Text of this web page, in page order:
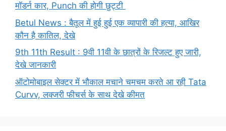
मॉडर्न कार, Punch की होगी छुट्टी
Betul News : बैतूल में हुई हुई एक व्यापारी की हत्या, आखिर
कौन है कातिल, देखे
9th 11th Result : 9वी 11वी के छात्रों के रिजल्ट हुए जारी,
देखे जानकारी
ऑटोमोबाइल सेक्टर में भौकाल मचाने चमचम करते आ रही Tata
Curvv, लक्जरी फीचर्स के साथ देखे कीमत